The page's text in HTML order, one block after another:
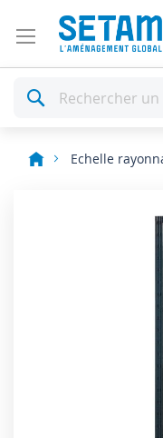
Rechercher
Echelle